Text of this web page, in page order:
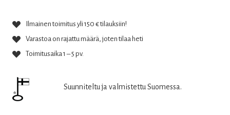
Ilmainen toimitus yli 150 € tilauksiin!
Varastoa on rajattu määrä, joten tilaa heti
Toimitusaika 1 – 5 pv.
Suunniteltu ja valmistettu Suomessa.